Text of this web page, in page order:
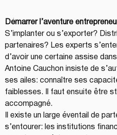
Démarrer l’aventure
S’implanter ou s’exporter?
partenaires? Les experts
d’avoir une certaine assise
Antoine Cauchon insiste de
ses ailes: connaître ses
faiblesses. Il faut ensuite être
accompagné.
Il existe un large éventail de
s’entourer: les institutions